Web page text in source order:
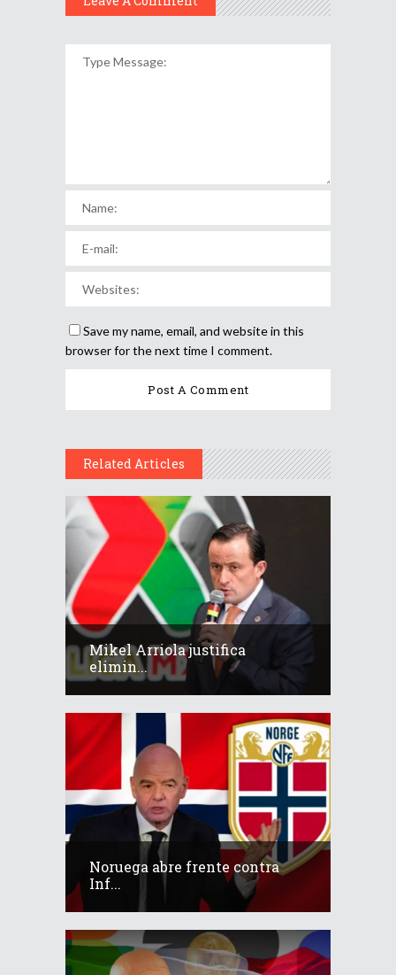
Save my name, email, and website in this
browser for the next time I comment.
Related Articles
Mikel Arriola justifica
elimin...
Noruega abre frente contra
Inf...